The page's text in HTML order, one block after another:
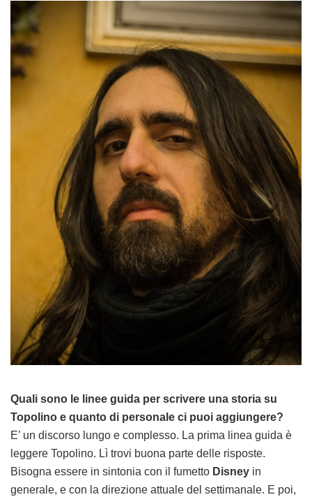
Quali sono le linee guida per scrivere una storia su
Topolino e quanto di personale ci puoi aggiungere?
E’ un discorso lungo e complesso. La prima linea guida è
leggere Topolino. Lì trovi buona parte delle risposte.
Bisogna essere in sintonia con il fumetto Disney in
generale, e con la direzione attuale del settimanale. E poi,